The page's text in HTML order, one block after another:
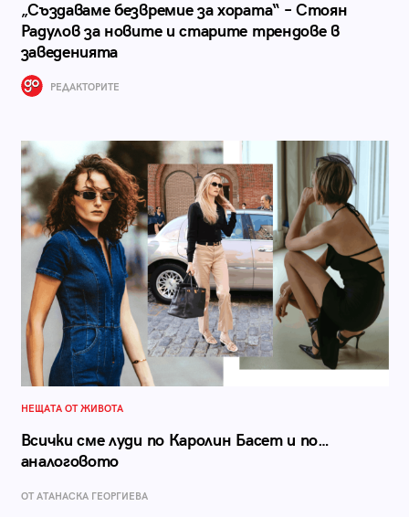
„Създаваме безвремие за хората“ – Стоян
Радулов за новите и старите трендове в
заведенията
РЕДАКТОРИТЕ
НЕЩАТА ОТ ЖИВОТА
Всички сме луди по Каролин Басет и по…
аналоговото
ОТ АТАНАСКА ГЕОРГИЕВА